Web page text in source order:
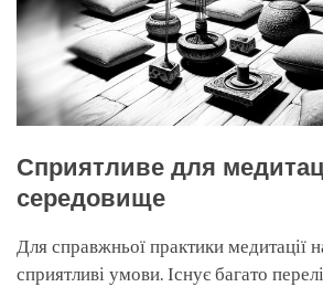
Сприятливе для
середовище
Для справжньої практики медитації
сприятливі умови. Існує багато